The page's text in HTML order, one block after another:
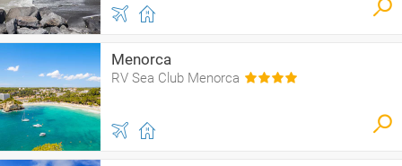
Menorca
RV Sea Club Menorca